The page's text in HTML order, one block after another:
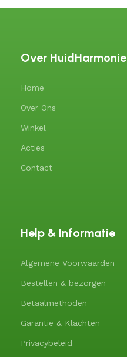
Over HuidHarmonie
Home
Over Ons
Winkel
Acties
Contact
Help & Informatie
Algemene Voorwaarden
Bestellen & bezorgen
Betaalmethoden
Garantie & Klachten
Privacybeleid